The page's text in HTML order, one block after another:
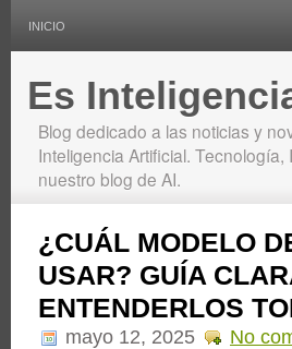
INICIO
Es
Blog dedicado a las noticias y
Inteligencia Artificial.
nuestro blog de AI.
¿CUÁL MODELO
USAR? GUÍA
ENTENDERLOS
mayo 12, 2025 No